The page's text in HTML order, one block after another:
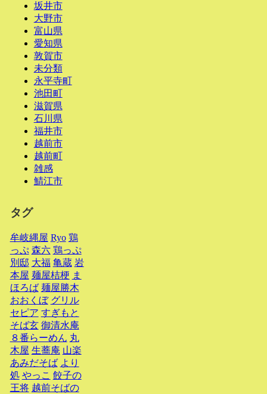
坂井市
大野市
富山県
愛知県
敦賀市
未分類
永平寺町
池田町
滋賀県
石川県
福井市
越前市
越前町
雑感
鯖江市
タグ
牟岐縄屋 Ryo 鶏
っぷ 森六 鶏っぷ
別邸 大福 亀蔵 岩
本屋 麺屋桔梗 ま
ほろば 麺屋勝木
おおくぼ グリル
セピア すぎもと
そば玄 御清水庵
８番らーめん 丸
木屋 生蕎庵 山楽
あみだそば より
処 やっこ 餃子の
王将 越前そばの